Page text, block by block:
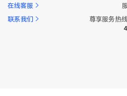
在线客服
联系我们
尊享服务热